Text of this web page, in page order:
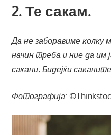
2. Те сакам.
Да не заборавиме колку
начин треба и ние да им
сакани. Бидејќи
Фотографија: